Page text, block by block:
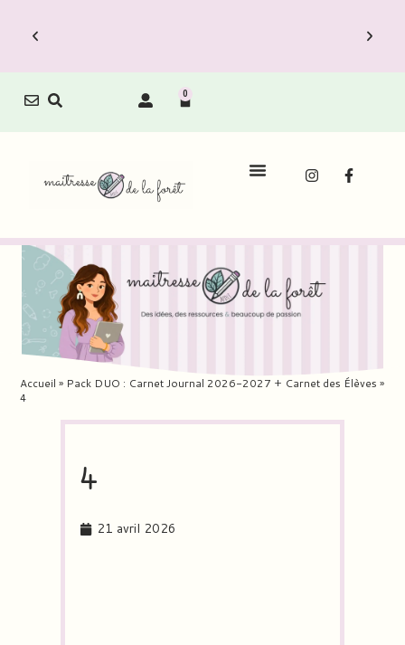
Le Carnet de Direction est dispo !
0
Accueil » Pack DUO : Carnet Journal 2026-2027 + Carnet des Élèves »
4
4
21 avril 2026